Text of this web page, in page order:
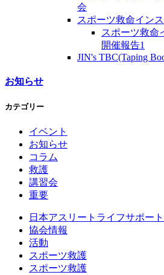
会
スポーツ救命イン
スポーツ救命
開催報告1
JIN's TBC(Taping
お知らせ
カテゴリー
イベント
お知らせ
コラム
救護
講習会
重要
日本アスリートライフサポー
協会情報
活動
スポーツ救護
スポーツ救護